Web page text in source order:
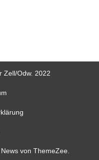
Zell/Odw. 2022
von ThemeZee.